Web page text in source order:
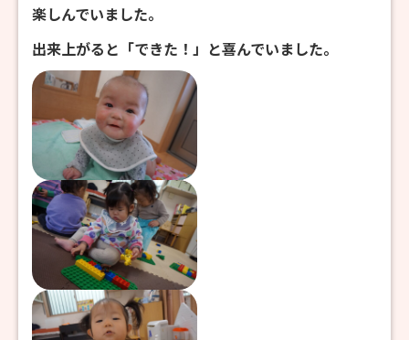
楽しんでいました。
出来上がると「できた！」と喜んでいました。